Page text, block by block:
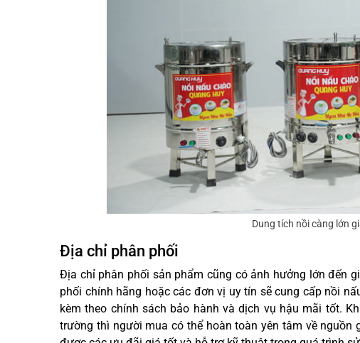
Dung tích nồi càng lớn
Địa chỉ phân phối
Địa chỉ phân phối sản phẩm cũng có ảnh hưởng lớn đến
phối chính hãng hoặc các đơn vị uy tín sẽ cung cấp nồi
kèm theo chính sách bảo hành và dịch vụ hậu mãi tốt.
trường thì người mua có thể hoàn toàn yên tâm về nguồn